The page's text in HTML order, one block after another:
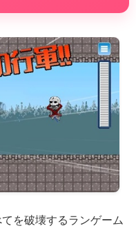
を破壊するランゲーム